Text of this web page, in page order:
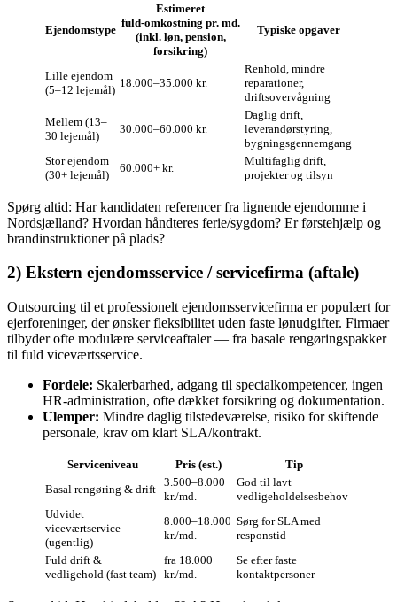
Ejendomstype
Estimeret
fuld‑omkostning pr. md.
(inkl. løn, pension,
forsikring)
Typiske opgaver
Lille ejendom
(5–12 lejemål)
18.000–35.000 kr.
Renhold, mindre
reparationer,
driftsovervågning
Mellem (13–
30 lejemål)
30.000–60.000 kr.
Daglig drift,
leverandørstyring,
bygningsgennemgang
Stor ejendom
(30+ lejemål)
60.000+ kr.
Multifaglig drift,
projekter og tilsyn
Spørg altid: Har kandidaten referencer fra lignende ejendomme i
Nordsjælland? Hvordan håndteres ferie/sygdom? Er førstehjælp og
brandinstruktioner på plads?
2) Ekstern ejendomsservice / servicefirma (aftale)
Outsourcing til et professionelt ejendomsservicefirma er populært for
ejerforeninger, der ønsker fleksibilitet uden faste lønudgifter. Firmaer
tilbyder ofte modulære serviceaftaler — fra basale rengøringspakker
til fuld viceværtsservice.
Fordele: Skalerbarhed, adgang til specialkompetencer, ingen
HR‑administration, ofte dækket forsikring og dokumentation.
Ulemper: Mindre daglig tilstedeværelse, risiko for skiftende
personale, krav om klart SLA/kontrakt.
Serviceniveau Pris (est.)
Tip
Basal rengøring & drift
3.500–8.000
kr./md.
God til lavt
vedligeholdelsesbehov
Udvidet
viceværtservice
(ugentlig)
8.000–18.000
kr./md.
Sørg for SLA med
responstid
Fuld drift &
vedligehold (fast team)
fra 18.000
kr./md.
Se efter faste
kontaktpersoner